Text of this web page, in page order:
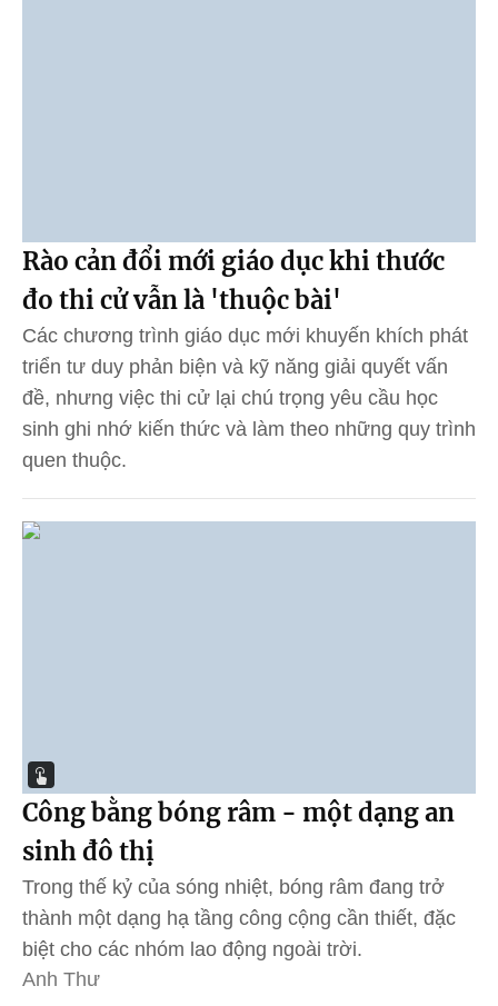
Rào cản đổi mới giáo dục khi thước
đo thi cử vẫn là 'thuộc bài'
Các chương trình giáo dục mới khuyến khích phát
triển tư duy phản biện và kỹ năng giải quyết vấn
đề, nhưng việc thi cử lại chú trọng yêu cầu học
sinh ghi nhớ kiến thức và làm theo những quy trình
quen thuộc.
Công bằng bóng râm - một dạng an
sinh đô thị
Trong thế kỷ của sóng nhiệt, bóng râm đang trở
thành một dạng hạ tầng công cộng cần thiết, đặc
biệt cho các nhóm lao động ngoài trời.
Anh Thư